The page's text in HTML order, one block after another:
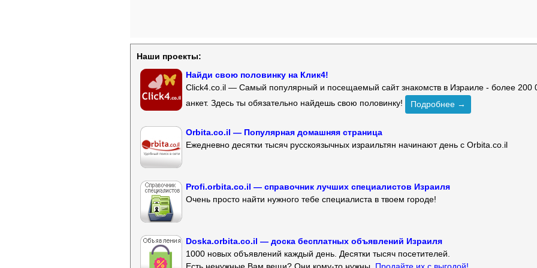
Наши проекты:
Найди свою половинку на Клик4!
Click4.co.il — Самый популярный и посещаемый сайт знакомств в Израиле - более 200
анкет. Здесь ты обязательно найдешь свою половинку!
Подробнее →
Orbita.co.il — Популярная домашняя страница
Ежедневно десятки тысяч русскоязычных израильтян начинают день с Orbita.co.il
Profi.orbita.co.il — справочник лучших специалистов Израиля
Очень просто найти нужного тебе специалиста в твоем городе!
Doska.orbita.co.il — доска бесплатных объявлений Израиля
1000 новых объявлений каждый день. Десятки тысяч посетителей.